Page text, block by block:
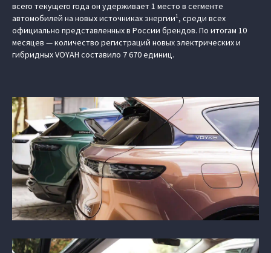
всего текущего года он удерживает 1 место в сегменте
автомобилей на новых источниках энергии1, среди всех
официально представленных в России брендов. По итогам 10
месяцев — количество регистраций новых электрических и
гибридных VOYAH составило 7 670 единиц.